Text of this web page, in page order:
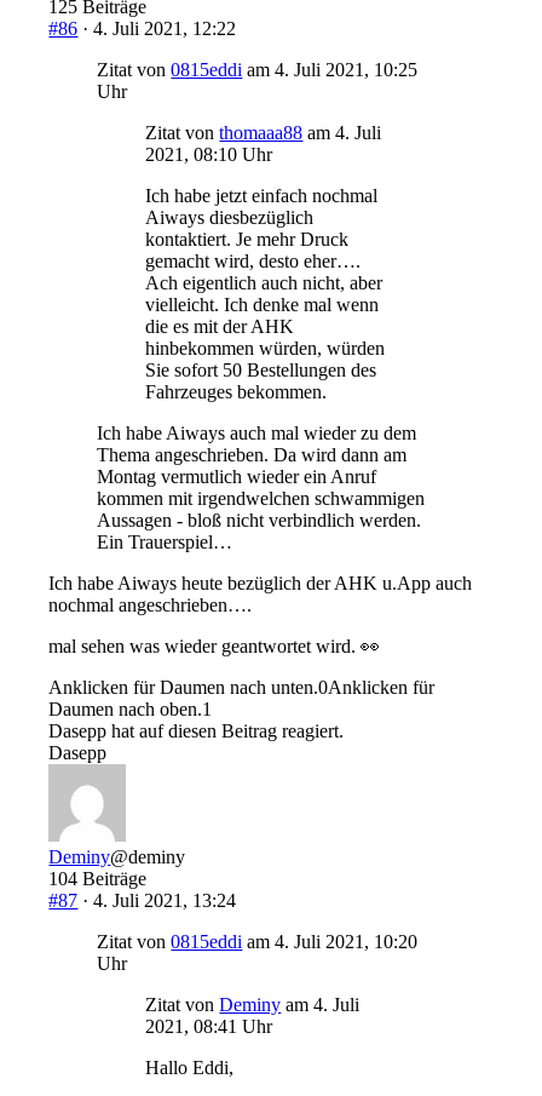
125 Beiträge
#86 · 4. Juli 2021, 12:22
Zitat von0815eddi am 4. Juli 2021, 10:25
Uhr
Zitat vonthomaaa88 am 4. Juli
2021, 08:10 Uhr
Ich habe jetzt einfach nochmal
Aiways diesbezüglich
kontaktiert. Je mehr Druck
gemacht wird, desto eher….
Ach eigentlich auch nicht, aber
vielleicht. Ich denke mal wenn
die es mit der AHK
hinbekommen würden, würden
Sie sofort 50 Bestellungen des
Fahrzeuges bekommen.
Ich habe Aiways auch mal wieder zu dem
Thema angeschrieben. Da wird dann am
Montag vermutlich wieder ein Anruf
kommen mit irgendwelchen schwammigen
Aussagen - bloß nicht verbindlich werden.
Ein Trauerspiel…
Ich habe Aiways heute bezüglich der AHK u.App auch
nochmal angeschrieben….
mal sehen was wieder geantwortet wird. 👀
Anklicken für Daumen nach unten.0Anklicken für
Daumen nach oben.1
Dasepp hat auf diesen Beitrag reagiert.
Dasepp
Deminy@deminy
104 Beiträge
#87 · 4. Juli 2021, 13:24
Zitat von0815eddi am 4. Juli 2021, 10:20
Uhr
Zitat vonDeminy am 4. Juli
2021, 08:41 Uhr
Hallo Eddi,